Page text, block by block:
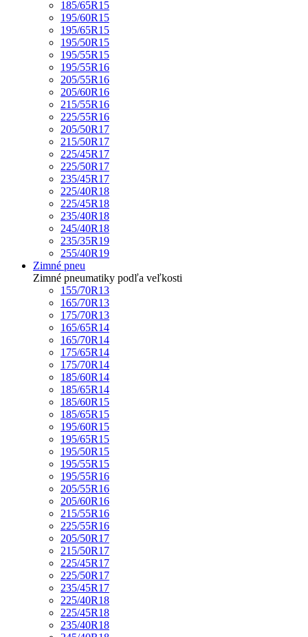
185/65R15
195/60R15
195/65R15
195/50R15
195/55R15
195/55R16
205/55R16
205/60R16
215/55R16
225/55R16
205/50R17
215/50R17
225/45R17
225/50R17
235/45R17
225/40R18
225/45R18
235/40R18
245/40R18
235/35R19
255/40R19
Zimné pneu
Zimné pneumatiky podľa veľkosti
155/70R13
165/70R13
175/70R13
165/65R14
165/70R14
175/65R14
175/70R14
185/60R14
185/65R14
185/60R15
185/65R15
195/60R15
195/65R15
195/50R15
195/55R15
195/55R16
205/55R16
205/60R16
215/55R16
225/55R16
205/50R17
215/50R17
225/45R17
225/50R17
235/45R17
225/40R18
225/45R18
235/40R18